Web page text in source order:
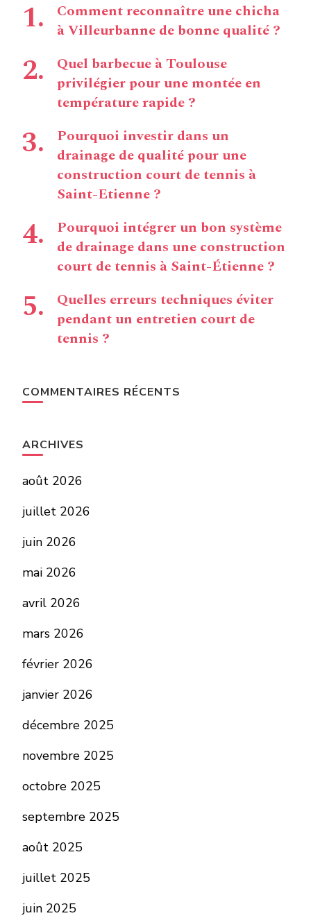
Comment reconnaître une chicha
à Villeurbanne de bonne qualité ?
Quel barbecue à Toulouse
privilégier pour une montée en
température rapide ?
Pourquoi investir dans un
drainage de qualité pour une
construction court de tennis à
Saint-Etienne ?
Pourquoi intégrer un bon système
de drainage dans une construction
court de tennis à Saint-Étienne ?
Quelles erreurs techniques éviter
pendant un entretien court de
tennis ?
COMMENTAIRES RÉCENTS
ARCHIVES
août 2026
juillet 2026
juin 2026
mai 2026
avril 2026
mars 2026
février 2026
janvier 2026
décembre 2025
novembre 2025
octobre 2025
septembre 2025
août 2025
juillet 2025
juin 2025